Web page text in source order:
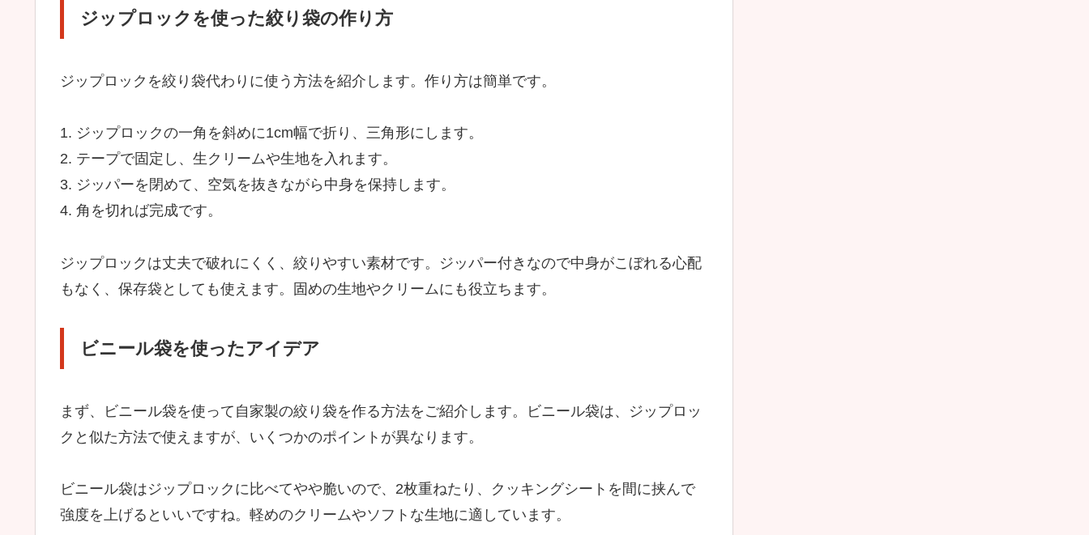
ジップロックを使った絞り袋の作り方
ジップロックを絞り袋代わりに使う方法を紹介します。作り方は簡単です。
1. ジップロックの一角を斜めに1cm幅で折り、三角形にします。
2. テープで固定し、生クリームや生地を入れます。
3. ジッパーを閉めて、空気を抜きながら中身を保持します。
4. 角を切れば完成です。
ジップロックは丈夫で破れにくく、絞りやすい素材です。ジッパー付きなので中身がこぼれる心配
もなく、保存袋としても使えます。固めの生地やクリームにも役立ちます。
ビニール袋を使ったアイデア
まず、ビニール袋を使って自家製の絞り袋を作る方法をご紹介します。ビニール袋は、ジップロッ
クと似た方法で使えますが、いくつかのポイントが異なります。
ビニール袋はジップロックに比べてやや脆いので、2枚重ねたり、クッキングシートを間に挟んで
強度を上げるといいですね。軽めのクリームやソフトな生地に適しています。